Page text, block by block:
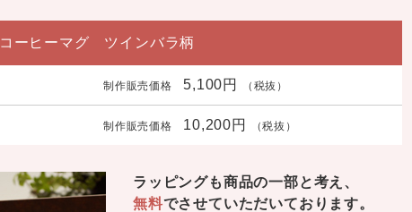
コーヒーマグ ツインバラ柄
制作販売価格 5,100円 （税抜）
制作販売価格 10,200円 （税抜）
ラッピングも商品の一部と考え、
無料でさせていただいております。